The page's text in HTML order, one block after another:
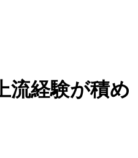
流経験が積め